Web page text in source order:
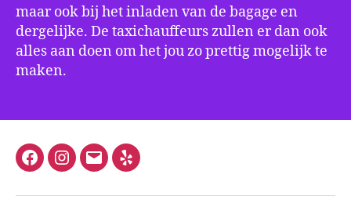
maar ook bij het inladen van de bagage en
dergelijke. De taxichauffeurs zullen er dan ook
alles aan doen om het jou zo prettig mogelijk te
maken.
FacebookInstagram
E-
Yelp